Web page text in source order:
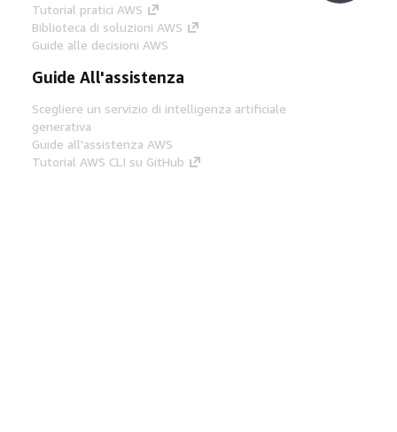
Tutorial pratici AWS
Biblioteca di soluzioni AWS
Guide alle decisioni AWS
Guide All'assistenza
Scegliere un servizio di intelligenza artificiale
generativa
Guide all'assistenza AWS
Tutorial AWS CLI su GitHub